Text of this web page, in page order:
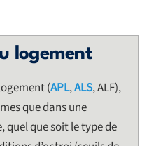
logement
(APL,ALS, ALF),
que dans une
quel que soit le type de